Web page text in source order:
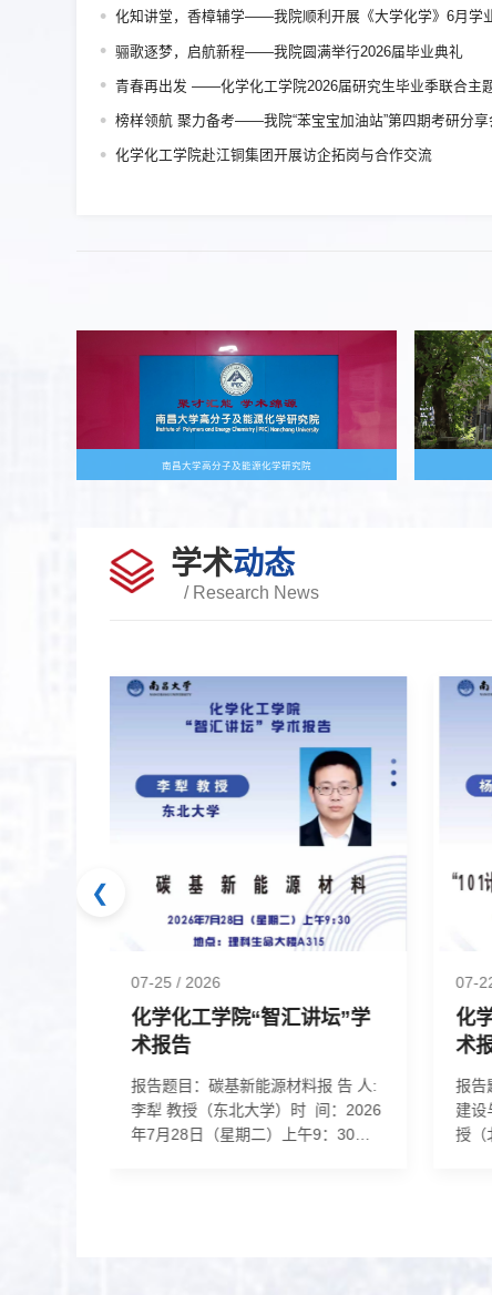
化知讲堂，香樟辅学——我院顺利开展《大学化学》6月学
骊歌逐梦，启航新程——我院圆满举行2026届毕业典礼
青春再出发 ——化学化工学院2026届研究生毕业季联合主
榜样领航 聚力备考——我院“苯宝宝加油站”第四期考研分享
化学化工学院赴江铜集团开展访企拓岗与合作交流
南昌大学高分子及能源化学研究院
学术动态
/ Research News
07-25 / 2026
化学化工学院“智汇讲坛”学
术报告
报告题目：碳基新能源材料报 告 人:
李犁 教授（东北大学）时 间：2026
年7月28日（星期二）上午9：30地
07-
化
术
报告
建设与试
授
“普
❮